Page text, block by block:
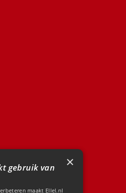
gebruik van
maakt Ellel.nl
×